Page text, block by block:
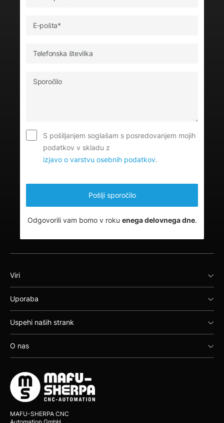
S pošiljanjem soglašam s posredovanjem mojih
podatkov v skladu z
izjavo o varstvu osebnih podatkov.
Odgovorili vam bomo v roku enega delovnega dne.
Viri
Uporaba
Uspehi naših strank
O nas
MAFU-SHERPA CNC